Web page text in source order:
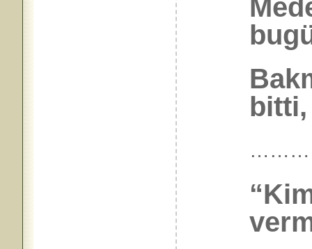
bitti,